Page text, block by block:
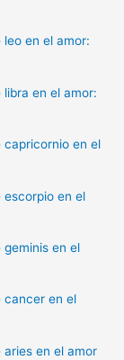
en el amor:
en el amor:
capricornio en el
escorpio en el
en el
cancer en el
en el amor